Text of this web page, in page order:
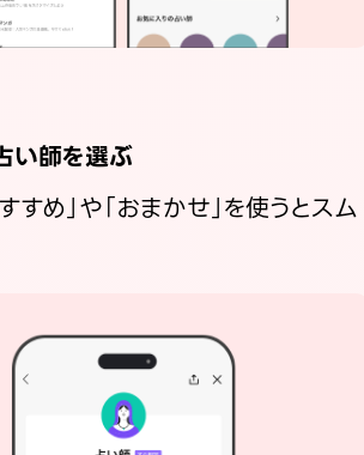
い師を選ぶ
すめ」や「おまかせ」を使うとスム